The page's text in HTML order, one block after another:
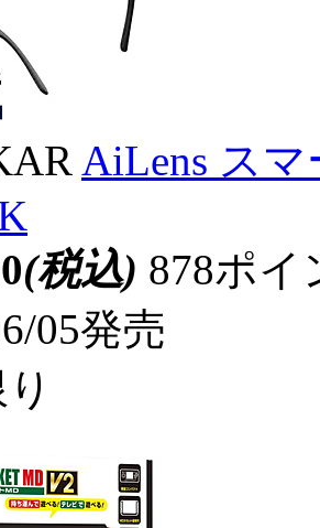
AiLens ス
(税込) 878ポ
05発売